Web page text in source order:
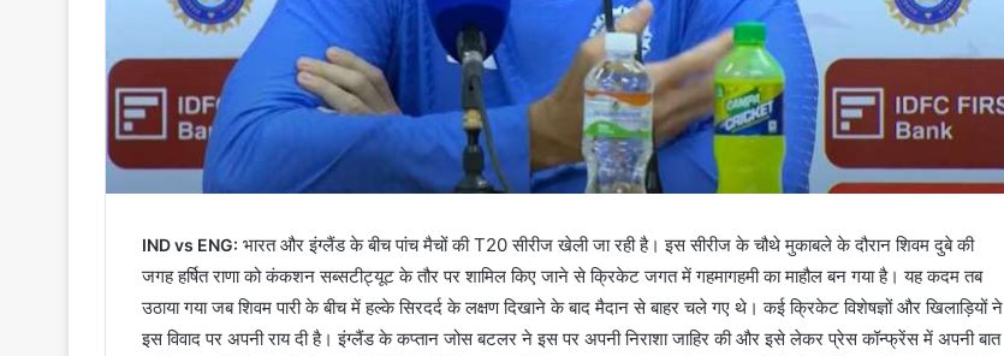
IND vs ENG: भारत और इंग्लैंड के बीच पांच मैचों की T20 सीरीज खेली जा रही है। इस सीरीज के चौथे मुकाबले के दौरान शिवम दुबे की
जगह हर्षित राणा को कंकशन सब्सटीट्यूट के तौर पर शामिल किए जाने से क्रिकेट जगत में गहमागहमी का माहौल बन गया है। यह कदम तब
उठाया गया जब शिवम पारी के बीच में हल्के सिरदर्द के लक्षण दिखाने के बाद मैदान से बाहर चले गए थे। कई क्रिकेट विशेषज्ञों और खिलाड़ियों ने
इस विवाद पर अपनी राय दी है। इंग्लैंड के कप्तान जोस बटलर ने इस पर अपनी निराशा जाहिर की और इसे लेकर प्रेस कॉन्फ्रेंस में अपनी बात